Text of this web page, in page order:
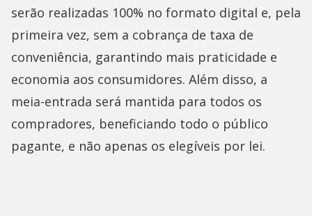
serão realizadas 100% no formato digital e, pela
primeira vez, sem a cobrança de taxa de
conveniência, garantindo mais praticidade e
economia aos consumidores. Além disso, a
meia-entrada será mantida para todos os
compradores, beneficiando todo o público
pagante, e não apenas os elegíveis por lei.